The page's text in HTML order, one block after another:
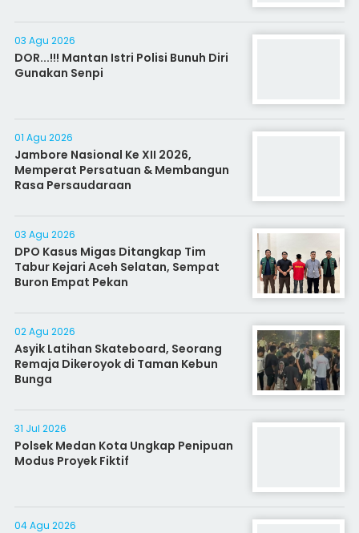
03 Agu 2026
DOR...!!! Mantan Istri Polisi Bunuh Diri
Gunakan Senpi
01 Agu 2026
Jambore Nasional Ke XII 2026,
Memperat Persatuan & Membangun
Rasa Persaudaraan
03 Agu 2026
DPO Kasus Migas Ditangkap Tim
Tabur Kejari Aceh Selatan, Sempat
Buron Empat Pekan
02 Agu 2026
Asyik Latihan Skateboard, Seorang
Remaja Dikeroyok di Taman Kebun
Bunga
31 Jul 2026
Polsek Medan Kota Ungkap Penipuan
Modus Proyek Fiktif
04 Agu 2026